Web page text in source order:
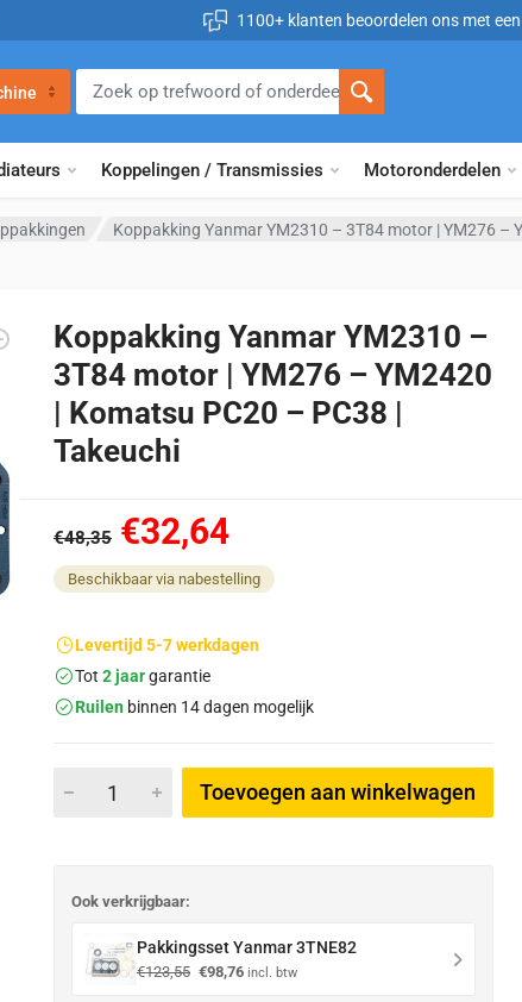
1100+ klanten beoordelen ons met
Koppelingen / Transmissies Motoronderdelen
Koppakking Yanmar YM2310 – 3T84 motor | YM276 –
Koppakking Yanmar YM2310 –
3T84 motor | YM276 – YM2420
| Komatsu PC20 – PC38 |
Takeuchi
€48,35 €32,64
Beschikbaar via nabestelling
Levertijd 5-7 werkdagen
Tot 2 jaargarantie
Ruilen binnen 14 dagen mogelijk
Toevoegen aan winkelwagen
Ook verkrijgbaar:
Pakkingsset Yanmar 3TNE82
€123,55 Oorspronkelijke
€98,76Huidige
incl. btw